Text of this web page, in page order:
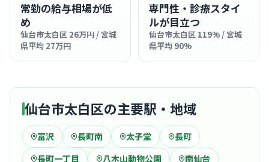
常勤の給与相場が低
め
仙台市太白区 26万円 / 宮城
県平均 27万円
専門性・診療スタイ
ルが目立つ
仙台市太白区 119% / 宮城
県平均 90%
仙台市太白区の主要駅・地域
富沢 長町南 太子堂
長町
長町一丁目
八木山動物公園
南仙台